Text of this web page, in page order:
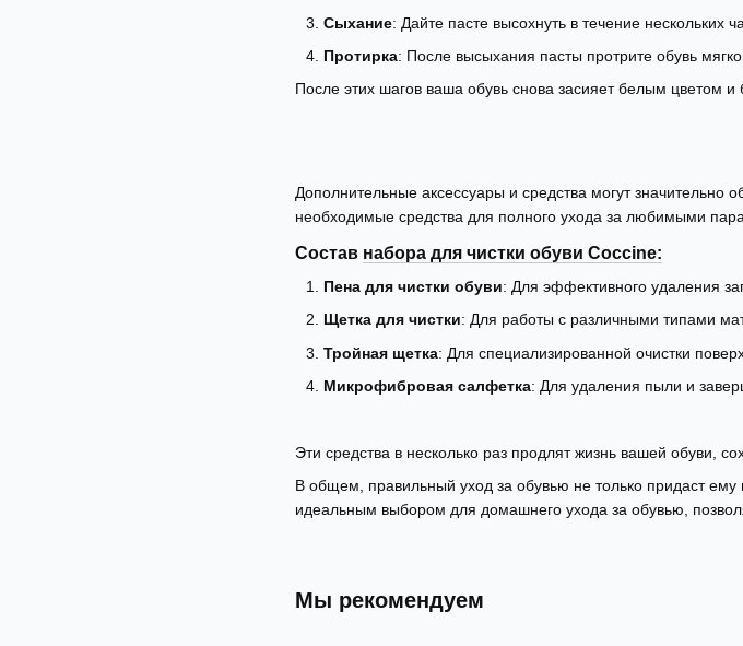
Сыхание: Дайте пасте высохнуть в течение нескольких
Протирка: После высыхания пасты протрите обувь
После этих шагов ваша обувь снова засияет белым цветом и
Дополнительные аксессуары и средства могут значительно
необходимые средства для полного ухода за любимыми
Состав набора для чистки обуви Coccine:
Пена для чистки обуви: Для эффективного удаления
Щетка для чистки: Для работы с различными типами
Тройная щетка: Для специализированной очистки
Микрофибровая салфетка: Для удаления пыли и
Эти средства в несколько раз продлят жизнь вашей обуви,
В общем, правильный уход за обувью не только придаст ему
идеальным выбором для домашнего ухода за обувью,
Мы рекомендуем